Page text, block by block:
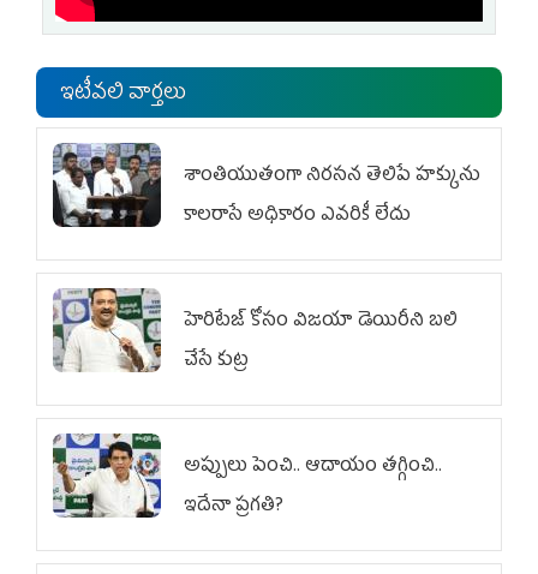
ఇటీవలి వార్తలు
శాంతియుతంగా నిరసన తెలిపే హక్కును
కాలరాసే అధికారం ఎవరికీ లేదు
హెరిటేజ్ కోసం విజయా డెయిరీని బలి
చేసే కుట్ర‌
అప్పులు పెంచి.. ఆదాయం తగ్గించి..
ఇదేనా ప్రగతి?